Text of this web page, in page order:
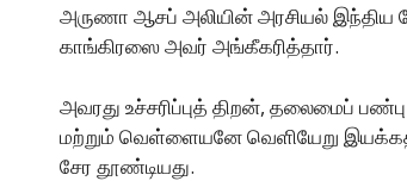
அருணா ஆசப் அலியின் அரசியல் இந்திய
காங்கிரஸை அவர் அங்கீகரித்தார்.
அவரது உச்சரிப்புத் திறன், தலைமைப்
மற்றும் வெள்ளையனே வெளியேறு
சேர தூண்டியது.